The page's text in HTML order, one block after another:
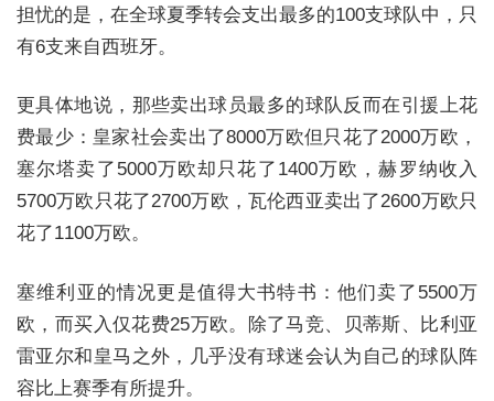
担忧的是，在全球夏季转会支出最多的100支球队中，只
有6支来自西班牙。
更具体地说，那些卖出球员最多的球队反而在引援上花
费最少：皇家社会卖出了8000万欧但只花了2000万欧，
塞尔塔卖了5000万欧却只花了1400万欧，赫罗纳收入
5700万欧只花了2700万欧，瓦伦西亚卖出了2600万欧只
花了1100万欧。
塞维利亚的情况更是值得大书特书：他们卖了5500万
欧，而买入仅花费25万欧。除了马竞、贝蒂斯、比利亚
雷亚尔和皇马之外，几乎没有球迷会认为自己的球队阵
容比上赛季有所提升。